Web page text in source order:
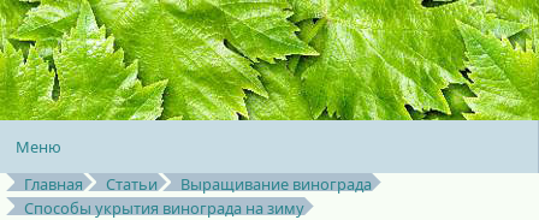
Меню
Главная
Статьи
Выращивание винограда
Способы укрытия винограда на зиму